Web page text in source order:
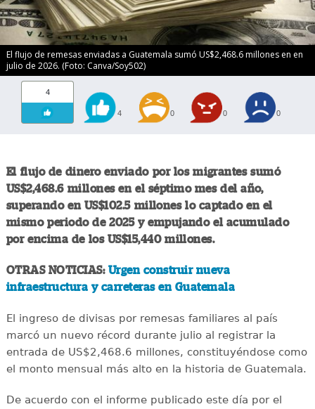
El flujo de remesas enviadas a Guatemala sumó US$2,468.6 millones en en
julio de 2026. (Foto: Canva/Soy502)
4
4 0 0 0
El flujo de dinero enviado por los migrantes sumó
US$2,468.6 millones en el séptimo mes del año,
superando en US$102.5 millones lo captado en el
mismo periodo de 2025 y empujando el acumulado
por encima de los US$15,440 millones.
OTRAS NOTICIAS: Urgen construir nueva
infraestructura y carreteras en Guatemala
El ingreso de divisas por remesas familiares al país
marcó un nuevo récord durante julio al registrar la
entrada de US$2,468.6 millones, constituyéndose como
el monto mensual más alto en la historia de Guatemala.
De acuerdo con el informe publicado este día por el